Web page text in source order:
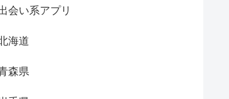
会い系アプリ
海道
森県